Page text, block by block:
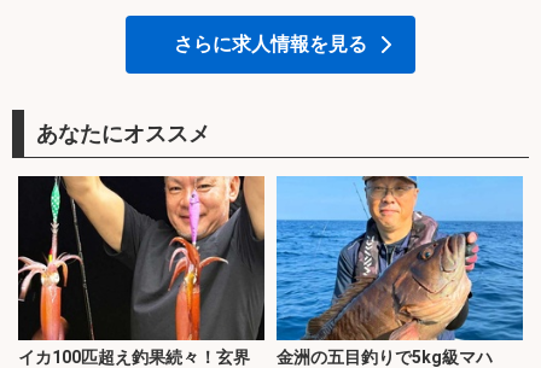
さらに求人情報を見る
あなたにオススメ
イカ100匹超え釣果続々！玄界
金洲の五目釣りで5kg級マハ